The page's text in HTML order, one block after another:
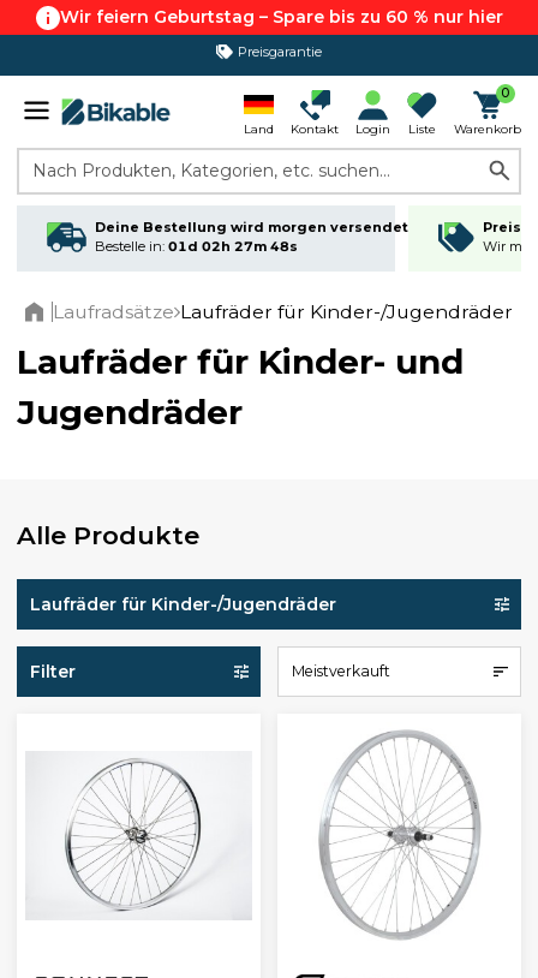
Wir feiern Geburtstag – Spare bis zu 60 % nur hier
365 Tage Rückgabe*
Land Kontakt Login Liste
0
Warenkorb
Nach Produkten, Kategorien, etc. suchen...
Deine Bestellung wird morgen versendet
Bestelle in: 01d 02h 27m 48s
Wir
Laufradsätze Laufräder für Kinder-/Jugendräder
Laufräder für Kinder- und
Jugendräder
Alle Produkte
Laufräder für Kinder-/Jugendräder
Filter Meistverkauft